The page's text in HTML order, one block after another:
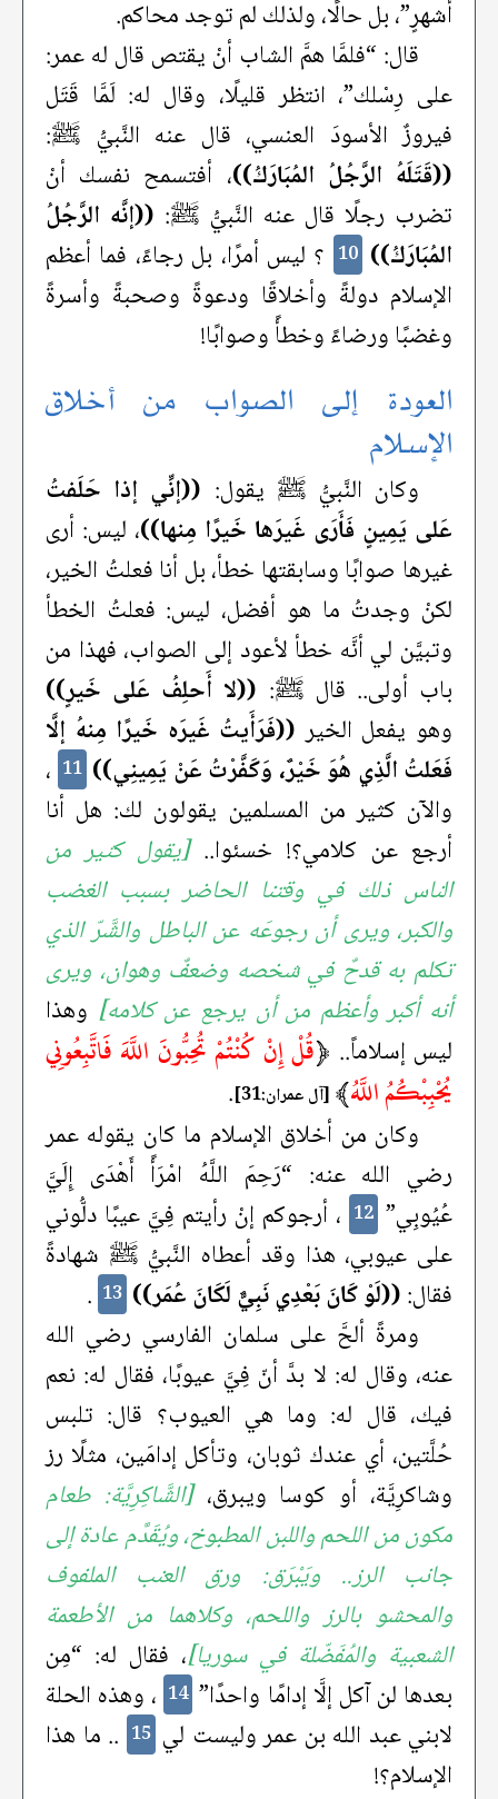
أشهرٍ”، بل حالًا، ولذلك لم توجد محاكم.
قال: “فلمَّا همَّ الشاب أنْ يقتص قال له عمر:
على رِسْلك”، انتظر قليلًا، وقال له: لَمَّا قَتَل
فيروزٌ الأسودَ العنسي، قال عنه النَّبيُّ ﷺ:
((قَتَلَهُ الرَّجُلُ المُبَارَكُ))، أفتسمح نفسك أنْ
تضرب رجلًا قال عنه النَّبيُّ ﷺ: ((إنَّه الرَّجُلُ
المُبَارَكُ)) 10 ؟ ليس أمرًا، بل رجاءً، فما أعظم
الإسلام دولةً وأخلاقًا ودعوةً وصحبةً وأسرةً
وغضبًا ورضاءً وخطأً وصوابًا!
العودة إلى الصواب من أخلاق
الإسلام
وكان النَّبيُّ ﷺ يقول: ((إنِّي إذا حَلَفتُ
عَلى يَمِينٍ فَأَرَى غَيرَها خَيرًا مِنها))، ليس: أرى
غيرها صوابًا وسابقتها خطأ، بل أنا فعلتُ الخير،
لكنْ وجدتُ ما هو أفضل، ليس: فعلتُ الخطأ
وتبيَّن لي أنَّه خطأ لأعود إلى الصواب، فهذا من
باب أولى.. قال ﷺ: ((لا أَحلِفُ عَلى خَيرٍ))
وهو يفعل الخير ((فَرَأَيتُ غَيرَه خَيرًا مِنهُ إلَّا
فَعَلتُ الَّذِي هُوَ خَيْرٌ، وَكَفَّرْتُ عَنْ يَمِينِي)) 11 ،
والآن كثير من المسلمين يقولون لك: هل أنا
أرجع عن كلامي؟! خسئوا..[يقول كثير من
الناس ذلك في وقتنا الحاضر بسبب الغضب
والكبر، ويرى أن رجوعَه عن الباطل والشَّرّ الذي
تكلم به قدحٌ في شخصه وضعفٌ وهوان، ويرى
أنه أكبر وأعظم من أن يرجع عن كلامه] وهذا
ليس إسلاماً.. ﴿قُلْ إِنْ كُنْتُمْ تُحِبُّونَ اللَّهَ فَاتَّبِعُونِي
يُحْبِبْكُمُ اللَّهُ﴾ [آل عمران:31]
.
وكان من أخلاق الإسلام ما كان يقوله عمر
رضي الله عنه: “رَحِمَ اللَّهُ امْرَأً أَهْدَى إِلَيَّ
عُيُوبِي” 12 ، أرجوكم إنْ رأيتم فِيَّ عيبًا دلُّوني
على عيوبي، هذا وقد أعطاه النَّبيُّ ﷺ شهادةً
فقال:((لَوْ كَانَ بَعْدِي نَبِيٌّ لَكَانَ عُمَر)) 13
.
ومرةً ألحَّ على سلمان الفارسي رضي الله
عنه، وقال له: لا بدَّ أنّ فِيَّ عيوبًا، فقال له: نعم
فيك، قال له: وما هي العيوب؟ قال: تلبس
حُلَّتين، أي عندك ثوبان، وتأكل إدامَين، مثلًا رز
وشاكرِيَّة، أو كوسا ويبرق،[الشَّاكِرِيَّة: طعام
مكون من اللحم واللبن المطبوخ، ويُقَدَّم عادة إلى
جانب الرز.. ويَبْرَق: ورق العنب الملفوف
والمحشو بالرز واللحم، وكلاهما من الأطعمة
الشعبية والمُفَضّلة في سوريا]، فقال له: “مِن
بعدها لن آكل إلَّا إدامًا واحدًا” 14 ، وهذه الحلة
لابني عبد الله بن عمر وليست لي 15 .. ما هذا
الإسلام؟!